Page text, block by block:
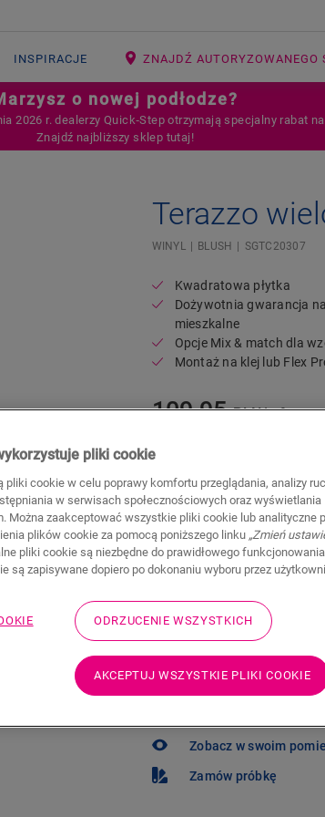
INSPIRACJE ZNAJDŹ AUTORYZOWANEGO
o nowej podłodze?
2026 r. dealerzy Quick‑Step otrzymają specjalny rabat
Znajdź najbliższy sklep tutaj!
Open image in lightbox
Terazzo
WINYL BLUSH SGTC20307
Kwadratowa płytka
Dożywotnia gwarancja
mieszkalne
Opcje Mix & match dla
Montaż na klej lub Flex
109,95PLN/m²
Znajdź dealera
Chcesz zobaczyć tę
problemu! Zawsze
Nie masz
potrzeb?
Zobacz w swoim
Zamów próbkę
pliki cookie
pliki cookie w celu poprawy komfortu przeglądania, analizy
w serwisach społecznościowych oraz wyświetlania
Można zaakceptować wszystkie pliki cookie lub analityczne
plików cookie za pomocą poniższego linku „Zmień
pliki cookie są niezbędne do prawidłowego
są zapisywane dopiero po dokonaniu wyboru przez
ODRZUCENIE WSZYSTKICH
AKCEPTUJ WSZYSTKIE PLIKI COOKIE